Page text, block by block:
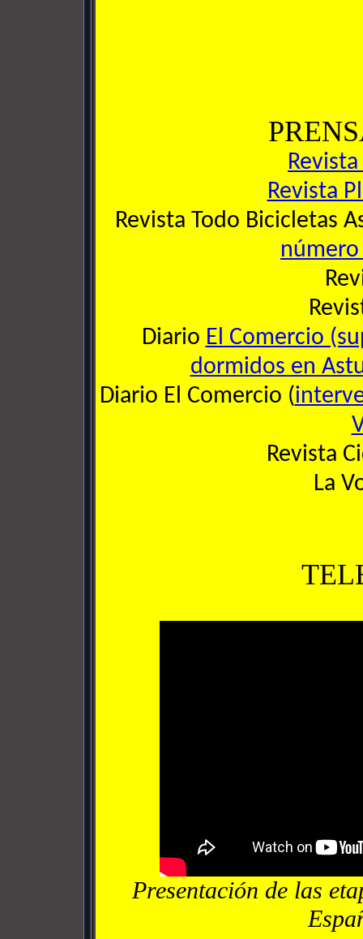
Revista
Revista Todo Bicicletas
número
Diario El Comercio
dormidos en
Diario El Comercio (
Revista
La
Presentación de las